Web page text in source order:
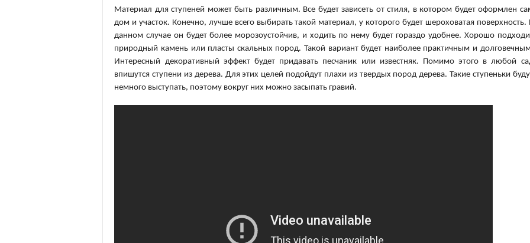
Материал для ступеней может быть различным. Все будет зависеть от стиля, в котором будет оформлен
дом и участок. Конечно, лучше всего выбирать такой материал, у которого будет шероховатая поверхность.
данном случае он будет более морозоустойчив, и ходить по нему будет гораздо удобнее. Хорошо
природный камень или пласты скальных пород. Такой вариант будет наиболее практичным и
Интересный декоративный эффект будет придавать песчаник или известняк. Помимо этого в любой
впишутся ступени из дерева. Для этих целей подойдут плахи из твердых пород дерева. Такие ступеньки
немного выступать, поэтому вокруг них можно засыпать гравий.